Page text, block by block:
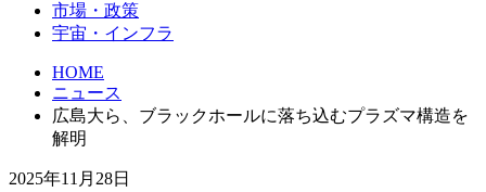
市場・政策
宇宙・インフラ
HOME
ニュース
広島大ら、ブラックホールに落ち込むプラズマ構造を
解明
2025年11月28日